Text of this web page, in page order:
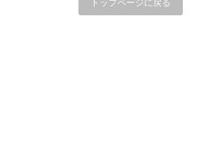
トップページに戻る